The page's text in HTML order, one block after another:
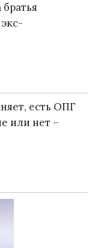
есть ОПГ
или нет –